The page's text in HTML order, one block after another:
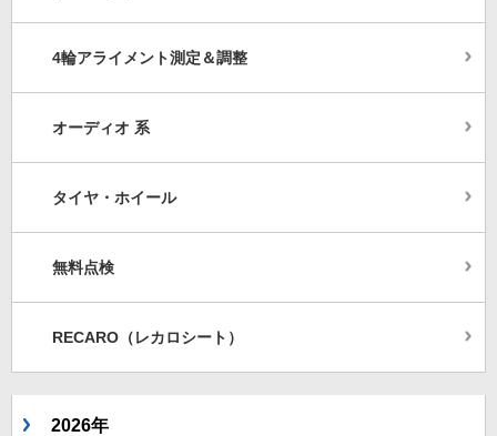
4輪アライメント測定＆調整
オーディオ 系
タイヤ・ホイール
無料点検
RECARO（レカロシート）
2026年